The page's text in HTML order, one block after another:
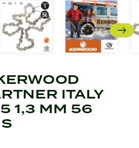
ITALY
1,3 MM 56